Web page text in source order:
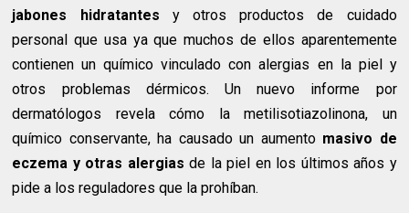
jabones hidratantes y otros productos de cuidado
personal que usa ya que muchos de ellos aparentemente
contienen un químico vinculado con alergias en la piel y
otros problemas dérmicos. Un nuevo informe por
dermatólogos revela cómo la metilisotiazolinona, un
químico conservante, ha causado un aumento masivo de
eczema y otras alergias de la piel en los últimos años y
pide a los reguladores que la prohíban.